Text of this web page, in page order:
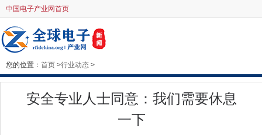
中国电子产业网首页
您的位置： 首页 >行业动态 >
安全专业人士同意：我们需要休息
一下